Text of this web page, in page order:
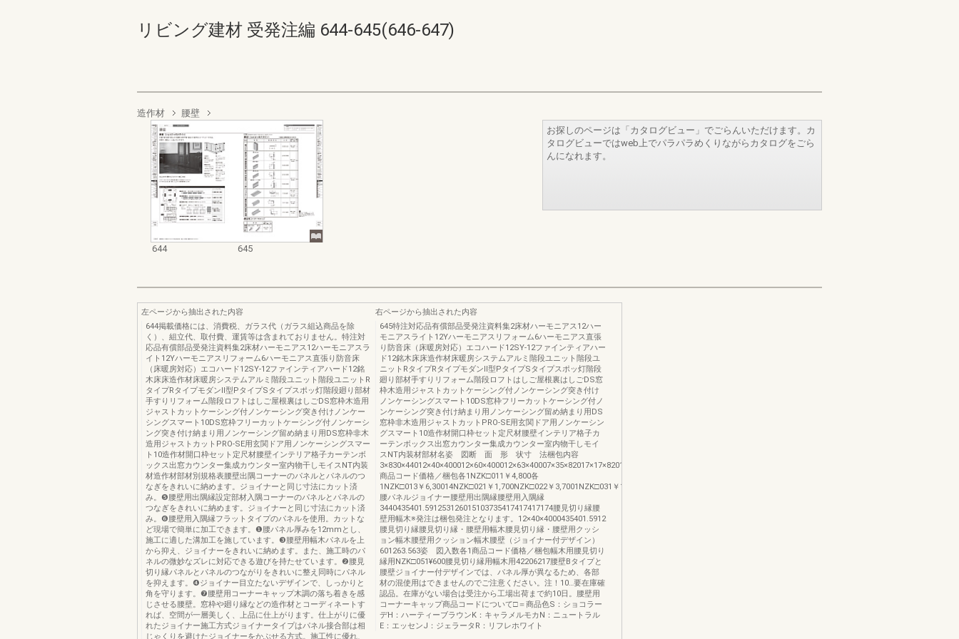
リビング建材 受発注編 644-645(646-647)
造作材 腰壁
644 645
お探しのページは「カタログビュー」でごらんいただけます。カ
タログビューではweb上でパラパラめくりながらカタログをごら
んになれます。
左ページから抽出された内容
644掲載価格には、消費税、ガラス代（ガラス組込商品を除
く）、組立代、取付費、運賃等は含まれておりません。特注対
応品有償部品受発注資料集2床材ハーモニアス12ハーモニアスラ
イト12Yハーモニアスリフォーム6ハーモニアス直張り防音床
（床暖房対応）エコハード12SY-12ファインティアハード12銘
木床床造作材床暖房システムアルミ階段ユニット階段ユニットR
タイプRタイプモダンⅡ型PタイプSタイプスポッ灯階段廻り部材
手すりリフォーム階段ロフトはしご屋根裏はしごDS窓枠木造用
ジャストカットケーシング付ノンケーシング突き付けノンケー
シングスマート10DS窓枠フリーカットケーシング付ノンケーシ
ング突き付け納まり用ノンケーシング留め納まり用DS窓枠非木
造用ジャストカットPRO-SE用玄関ドア用ノンケーシングスマー
ト10造作材開口枠セット定尺材腰壁インテリア格子カーテンボ
ックス出窓カウンター集成カウンター室内物干しモイスNT内装
材造作材部材別規格表腰壁出隅コーナーのパネルとパネルのつ
なぎをきれいに納めます。ジョイナーと同じ寸法にカット済
み。❺腰壁用出隅縁設定部材入隅コーナーのパネルとパネルの
つなぎをきれいに納めます。ジョイナーと同じ寸法にカット済
み。❻腰壁用入隅縁フラットタイプのパネルを使用。カットな
ど現場で簡単に加工できます。❶腰パネル厚みを12mmとし、
施工に適した溝加工を施しています。❸腰壁用幅木パネルを上
から抑え、ジョイナーをきれいに納めます。また、施工時のパ
ネルの微妙なズレに対応できる遊びを持たせています。❷腰見
切り縁パネルとパネルのつながりをきれいに整え同時にパネル
を抑えます。❹ジョイナー目立たないデザインで、しっかりと
角を守ります。❼腰壁用コーナーキャップ木調の落ち着きを感
じさせる腰壁。窓枠や廻り縁などの造作材とコーディネートす
れば、空間が一層美しく、上品に仕上がります。仕上がりに優
れたジョイナー施工方式ジョイナータイプはパネル接合部は相
じゃくりを避けたジョイナーをかぶせる方式。施工性に優れ、
右ページから抽出された内容
645特注対応品有償部品受発注資料集2床材ハーモニアス12ハー
モニアスライト12Yハーモニアスリフォーム6ハーモニアス直張
り防音床（床暖房対応）エコハード12SY-12ファインティアハー
ド12銘木床床造作材床暖房システムアルミ階段ユニット階段ユ
ニットRタイプRタイプモダンⅡ型PタイプSタイプスポッ灯階段
廻り部材手すりリフォーム階段ロフトはしご屋根裏はしごDS窓
枠木造用ジャストカットケーシング付ノンケーシング突き付け
ノンケーシングスマート10DS窓枠フリーカットケーシング付ノ
ンケーシング突き付け納まり用ノンケーシング留め納まり用DS
窓枠非木造用ジャストカットPRO-SE用玄関ドア用ノンケーシン
グスマート10造作材開口枠セット定尺材腰壁インテリア格子カ
ーテンボックス出窓カウンター集成カウンター室内物干しモイ
スNT内装材部材名姿 図断 面 形 状寸 法梱包内容
3×830×44012×40×400012×60×400012×63×40007×35×82017×17×82017×17×8204NZK□002￥6,800
商品コード価格／梱包各1NZK□011￥4,800各
1NZK□013￥6,30014NZK□021￥1,700NZK□022￥3,7001NZK□031￥1,8001NZK□041￥1,800
腰パネルジョイナー腰壁用出隅縁腰壁用入隅縁
3440435401.591253126015103735417417417174腰見切り縁腰
壁用幅木※発注は梱包発注となります。12×40×4000435401.5912
腰見切り縁腰見切り縁・腰壁用幅木腰見切り縁・腰壁用クッシ
ョン幅木腰壁用クッション幅木腰壁（ジョイナー付デザイン）
601263.563姿 図入数各1商品コード価格／梱包幅木用腰見切り
縁用NZK□051¥600腰見切り縁用幅木用42206217腰壁Bタイプと
腰壁ジョイナー付デザインでは、パネル厚が異なるため、各部
材の混使用はできませんのでご注意ください。注！10…要在庫確
認品。在庫がない場合は受注から工場出荷まで約10日。腰壁用
コーナーキャップ商品コードについて□＝商品色S：ショコラー
デH：ハーティーブラウンK：キャラメルモカN：ニュートラル
E：エッセンJ：ジェラータR：リフレホワイト